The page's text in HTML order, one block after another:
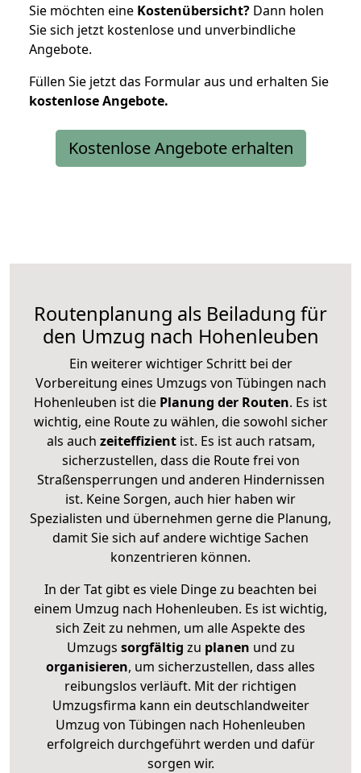
Sie möchten eine Kostenübersicht? Dann holen
Sie sich jetzt kostenlose und unverbindliche
Angebote.
Füllen Sie jetzt das Formular aus und erhalten Sie
kostenloseAngebote.
Kostenlose Angebote erhalten
Routenplanung als Beiladung für
den Umzug nach Hohenleuben
Ein weiterer wichtiger Schritt bei der
Vorbereitung eines Umzugs von Tübingen nach
Hohenleuben ist die Planung der Routen. Es ist
wichtig, eine Route zu wählen, die sowohl sicher
als auch zeiteffizientist. Es ist auch ratsam,
sicherzustellen, dass die Route frei von
Straßensperrungen und anderen Hindernissen
ist. Keine Sorgen, auch hier haben wir
Spezialisten und übernehmen gerne die Planung,
damit Sie sich auf andere wichtige Sachen
konzentrieren können.
In der Tat gibt es viele Dinge zu beachten bei
einem Umzug nach Hohenleuben. Es ist wichtig,
sich Zeit zu nehmen, um alle Aspekte des
Umzugs sorgfältig zu planen und zu
organisieren, um sicherzustellen, dass alles
reibungslos verläuft. Mit der richtigen
Umzugsfirma kann ein deutschlandweiter
Umzug von Tübingen nach Hohenleuben
erfolgreich durchgeführt werden und dafür
sorgen wir.